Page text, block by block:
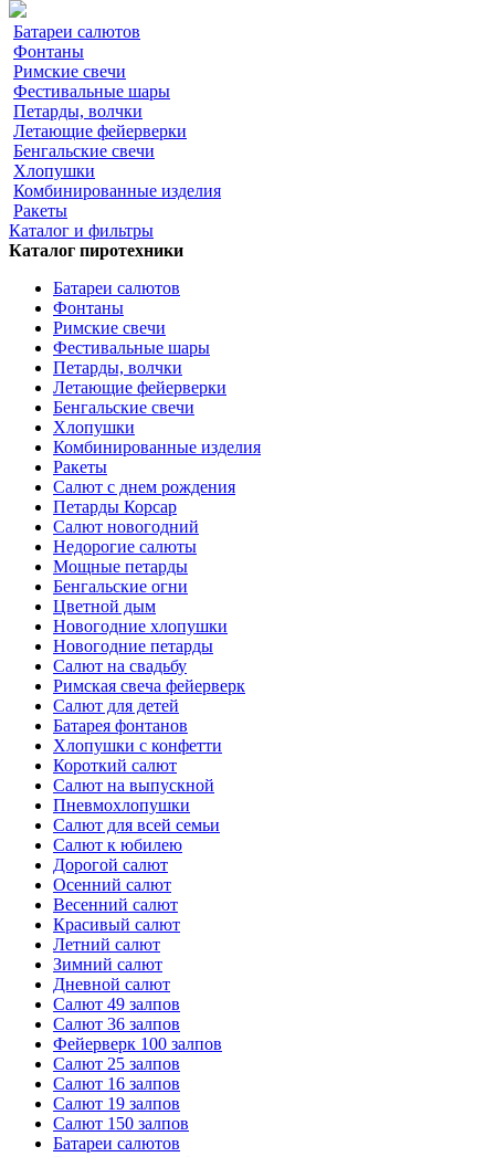
Батареи салютов
Фонтаны
Римские свечи
Фестивальные шары
Петарды, волчки
Летающие фейерверки
Бенгальские свечи
Хлопушки
Комбинированные изделия
Ракеты
Каталог и фильтры
Каталог пиротехники
Батареи салютов
Фонтаны
Римские свечи
Фестивальные шары
Петарды, волчки
Летающие фейерверки
Бенгальские свечи
Хлопушки
Комбинированные изделия
Ракеты
Салют с днем рождения
Петарды Корсар
Салют новогодний
Недорогие салюты
Мощные петарды
Бенгальские огни
Цветной дым
Новогодние хлопушки
Новогодние петарды
Салют на свадьбу
Римская свеча фейерверк
Салют для детей
Батарея фонтанов
Хлопушки с конфетти
Короткий салют
Салют на выпускной
Пневмохлопушки
Салют для всей семьи
Салют к юбилею
Дорогой салют
Осенний салют
Весенний салют
Красивый салют
Летний салют
Зимний салют
Дневной салют
Салют 49 залпов
Салют 36 залпов
Фейерверк 100 залпов
Салют 25 залпов
Салют 16 залпов
Салют 19 залпов
Салют 150 залпов
Батареи салютов